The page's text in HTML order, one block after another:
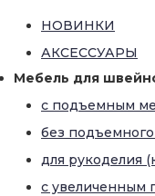
НОВИНКИ
АКСЕССУАРЫ
Мебель для
с подъемным
без
для рукоделия
с увеличенным